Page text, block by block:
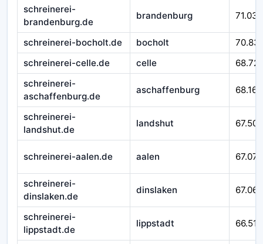
schreinerei-
brandenburg.de
brandenburg 71.032
schreinerei-bocholt.de bocholt
schreinerei-celle.de
celle
68.721
schreinerei-
aschaffenburg.de
aschaffenburg 68.167
schreinerei-
landshut.de
landshut 67.509
schreinerei-aalen.de aalen 67.079
schreinerei-
dinslaken.de
dinslaken 67.065
schreinerei-
lippstadt.de
lippstadt 66.518